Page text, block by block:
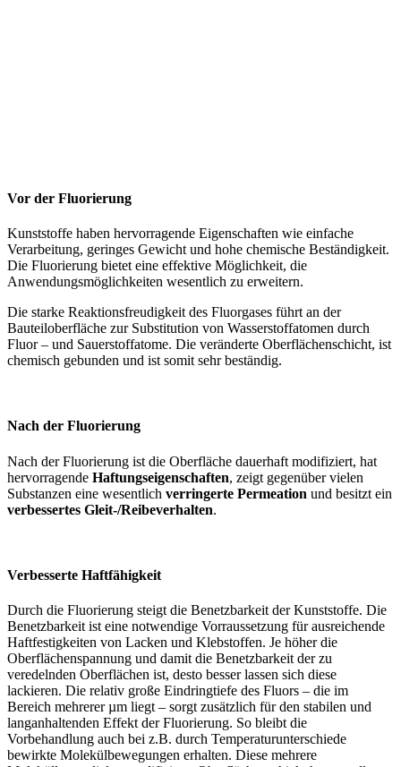
Vor der Fluorierung
Kunststoffe haben hervorragende Eigenschaften wie einfache
Verarbeitung, geringes Gewicht und hohe chemische Beständigkeit.
Die Fluorierung bietet eine effektive Möglichkeit, die
Anwendungsmöglichkeiten wesentlich zu erweitern.
Die starke Reaktionsfreudigkeit des Fluorgases führt an der
Bauteiloberfläche zur Substitution von Wasserstoffatomen durch
Fluor – und Sauerstoffatome. Die veränderte Oberflächenschicht, ist
chemisch gebunden und ist somit sehr beständig.
Nach der Fluorierung
Nach der Fluorierung ist die Oberfläche dauerhaft modifiziert, hat
hervorragende Haftungseigenschaften, zeigt gegenüber vielen
Substanzen eine wesentlich verringerte Permeation und besitzt ein
verbessertes Gleit-/Reibeverhalten.
Verbesserte Haftfähigkeit
Durch die Fluorierung steigt die Benetzbarkeit der Kunststoffe. Die
Benetzbarkeit ist eine notwendige Vorraussetzung für ausreichende
Haftfestigkeiten von Lacken und Klebstoffen. Je höher die
Oberflächenspannung und damit die Benetzbarkeit der zu
veredelnden Oberflächen ist, desto besser lassen sich diese
lackieren. Die relativ große Eindringtiefe des Fluors – die im
Bereich mehrerer µm liegt – sorgt zusätzlich für den stabilen und
langanhaltenden Effekt der Fluorierung. So bleibt die
Vorbehandlung auch bei z.B. durch Temperaturunterschiede
bewirkte Molekülbewegungen erhalten. Diese mehrere